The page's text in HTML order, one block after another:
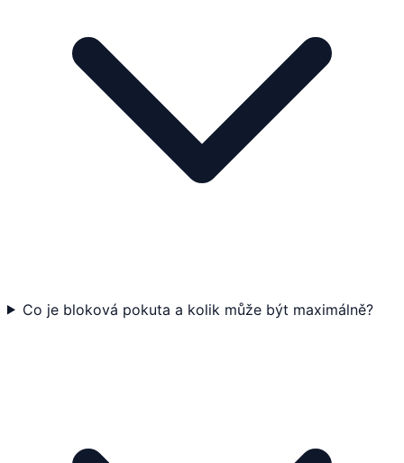
Co je bloková pokuta a kolik může být maximálně?